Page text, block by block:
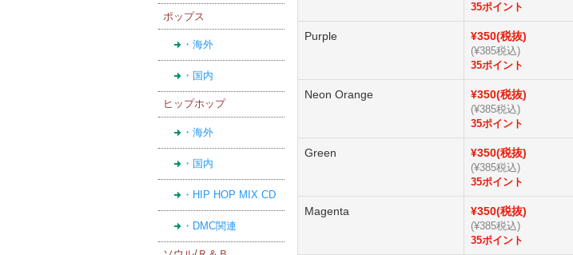
ポップス
・海外
・国内
ヒップホップ
・海外
・国内
・HIP HOP MIX CD
・DMC関連
35ポイント
Purple ¥350(税抜)
(¥385税込)
35ポイント
Neon Orange ¥350(税抜)
(¥385税込)
35ポイント
Green ¥350(税抜)
(¥385税込)
35ポイント
Magenta ¥350(税抜)
(¥385税込)
35ポイント